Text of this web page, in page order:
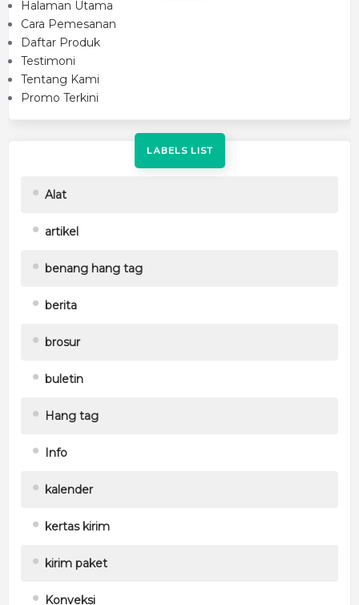
Halaman Utama
Cara Pemesanan
Daftar Produk
Testimoni
Tentang Kami
Promo Terkini
LABELS LIST
Alat
artikel
benang hang tag
berita
brosur
buletin
Hang tag
Info
kalender
kertas kirim
kirim paket
Konveksi